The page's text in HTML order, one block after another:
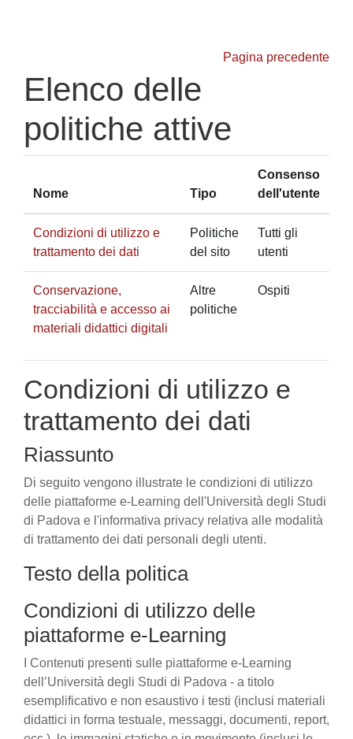
Pagina precedente
Elenco delle
politiche attive
Nome Tipo
Consenso
dell'utente
Condizioni di utilizzo e
trattamento dei dati
Politiche
del sito
Tutti gli
utenti
Conservazione,
tracciabilità e accesso ai
materiali didattici digitali
Altre
politiche
Ospiti
Condizioni di utilizzo e
trattamento dei dati
Riassunto
Di seguito vengono illustrate le condizioni di utilizzo
delle piattaforme e-Learning dell'Università degli Studi
di Padova e l'informativa privacy relativa alle modalità
di trattamento dei dati personali degli utenti.
Testo della politica
Condizioni di utilizzo delle
piattaforme e-Learning
I Contenuti presenti sulle piattaforme e-Learning
dell’Università degli Studi di Padova - a titolo
esemplificativo e non esaustivo i testi (inclusi materiali
didattici in forma testuale, messaggi, documenti, report,